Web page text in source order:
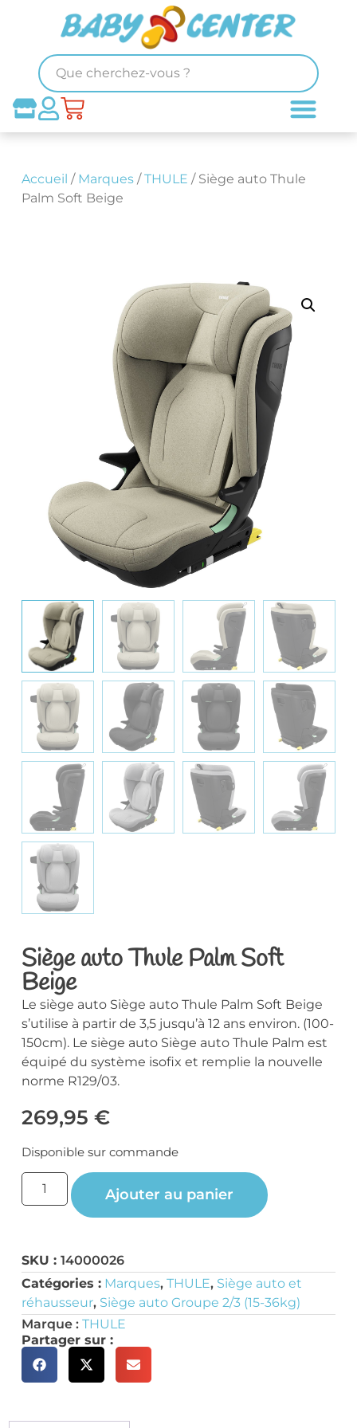
Accueil / Marques/THULE / Siège auto Thule
Palm Soft Beige
Siège auto Thule Palm Soft
Beige
Le siège auto Siège auto Thule Palm Soft Beige
s’utilise à partir de 3,5 jusqu’à 12 ans environ. (100-
150cm). Le siège auto Siège auto Thule Palm est
équipé du système isofix et remplie la nouvelle
norme R129/03.
269,95 €
Disponible sur commande
Ajouter au panier
SKU : 14000026
Catégories : Marques, THULE, Siège auto et
réhausseur, Siège auto Groupe 2/3 (15-36kg)
Marque : THULE
Partager sur :